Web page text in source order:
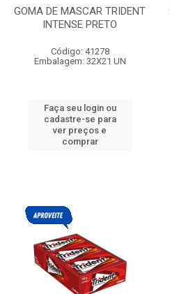
GOMA DE MASCAR TRIDENT
INTENSE PRETO
Código: 41278
Embalagem: 32X21 UN
Faça seu login ou
cadastre-se para
ver preços e
comprar